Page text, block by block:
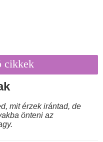
cikkek
mit érzek irántad, de
önteni az